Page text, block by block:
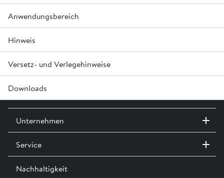
Anwendungsbereich
Für den Einsatz als dezentraler Strassenablauf.
Für den Rückhalt von Schwermetall und GUS (gesamte
Hinweis
Der Einlauf kann auf Bestellung auch seitlich ausgeführt
werden.
Versetz- und Verlegehinweise
Aus Wartungsgründen dürfen die Einstiegsöffnungen
maximal um 30 cm aufgesetzt werden.
Downloads
Technische Dokumentation friwa®-3P Hydrosysteme »
Planungsgrundlagen Wasserbehandlung friwa®»
Unternehmen
Kontakt / Standorte
Ausstellungen
Team
Service
Dienstleistungen
Nachhaltigkeit